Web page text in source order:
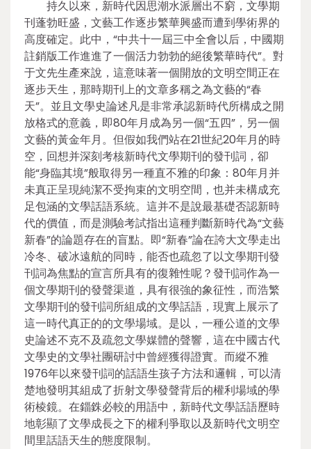
持久以來，新時代因思潮水派層出不窮，文學期
刊蓬勃旺盛，文藝工作逐步繁華興盛而遭到學術界的
高度確定。此中，“中共十一屆三中全會以后，中國期
註銷版工作進進了一個活力勃勃的絕後繁華時代”。對
于文先生產來說，這意味著一個開放的文明空間正在
逐步天生，那時期刊上的文章多稱之為文藝的“春
天”。並且文學史論述凡是非常承認新時代所構成之開
放格式的意義，即80年月成為另一個“五四”，另一個
文藝的黃金年月。但假如我們站在21世紀20年月的時
空，回想并深刻考核新時代文學期刊的發刊詞，卻
能“身臨其境”般取得另一種直不雅的印象：80年月并
未真正呈現純潔不受拘束的文明空間，也并未構成充
足包涵的文學話語系統。這并不是說最基礎否認新時
代的價值，而是測驗考試指出這種判斷新時代為“文藝
新春”的論題存在的盲點。即“新春”論在誇大文學走出
冷冬、破冰遠航的同時，能否也疏忽了以文學期刊發
刊詞為焦點的宣言所具有的復雜性呢？發刊詞作為一
個文學期刊的發聲渠道，具有很強的象征性，而浩繁
文學期刊的發刊詞所組成的文學話語，現實上展示了
這一時代真正的的文學場域。是以，一種公道的文學
史論述不克不及疏忽文學媒體的聲響，這在中國古代
文學史的文學社團研討中曾經獲得證實。而縱不雅
1976年以來發刊詞的話語生孩子方法和邏輯，可以清
楚地發明其組成了折射文學發聲背后的權利場域的學
術棱鏡。在錙銖必較的用語中，新時代文學話語歷時
地彰顯了文學成長之下的權利爭取以及新時代文明空
間里話語天生的態度限制。